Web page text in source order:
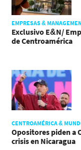
EMPRESAS &
Exclusivo E&N/
de Centroamérica
CENTROAMÉRICA &
Opositores piden a
crisis en Nicaragua